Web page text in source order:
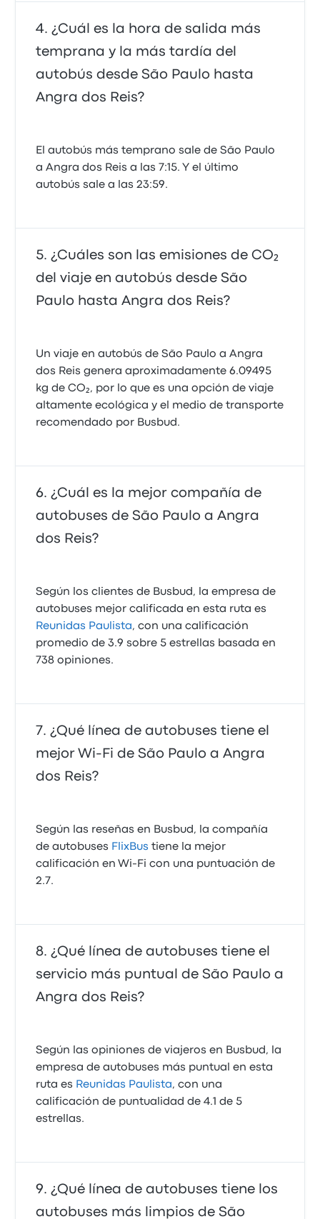
¿Cuál es la hora de salida más
temprana y la más tardía del
autobús desde São Paulo hasta
Angra dos Reis?
El autobús más temprano sale de São Paulo
a Angra dos Reis a las 7:15. Y el último
autobús sale a las 23:59.
¿Cuáles son las emisiones de CO₂
del viaje en autobús desde São
Paulo hasta Angra dos Reis?
Un viaje en autobús de São Paulo a Angra
dos Reis genera aproximadamente 6.09495
kg de CO₂, por lo que es una opción de viaje
altamente ecológica y el medio de transporte
recomendado por Busbud.
¿Cuál es la mejor compañía de
autobuses de São Paulo a Angra
dos Reis?
Según los clientes de Busbud, la empresa de
autobuses mejor calificada en esta ruta es
Reunidas Paulista, con una calificación
promedio de 3.9 sobre 5 estrellas basada en
738 opiniones.
¿Qué línea de autobuses tiene el
mejor Wi‑Fi de São Paulo a Angra
dos Reis?
Según las reseñas en Busbud, la compañía
de autobuses FlixBus tiene la mejor
calificación en Wi‑Fi con una puntuación de
2.7.
¿Qué línea de autobuses tiene el
servicio más puntual de São Paulo a
Angra dos Reis?
Según las opiniones de viajeros en Busbud, la
empresa de autobuses más puntual en esta
ruta es Reunidas Paulista, con una
calificación de puntualidad de 4.1 de 5
estrellas.
¿Qué línea de autobuses tiene los
autobuses más limpios de São